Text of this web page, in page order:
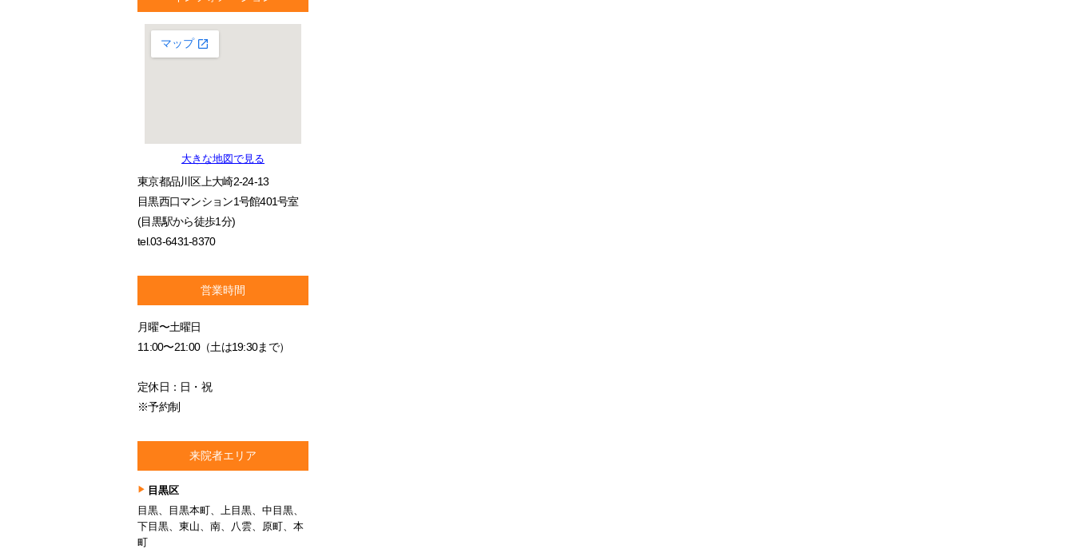
大きな地図で見る
東京都品川区上大崎2-24-13
目黒西口マンション1号館401号室
(目黒駅から徒歩1分)
tel.03-6431-8370
営業時間
月曜〜土曜日
11:00〜21:00（土は19:30まで）
定休日：日・祝
※予約制
来院者エリア
目黒区
目黒、目黒本町、上目黒、中目黒、
下目黒、東山、南、八雲、原町、本
町